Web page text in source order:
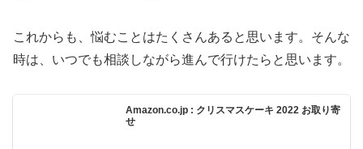
これからも、悩むことはたくさんあると思います。そんな
時は、いつでも相談しながら進んで行けたらと思います。
Amazon.co.jp : クリスマスケーキ 2022 お取り寄
せ